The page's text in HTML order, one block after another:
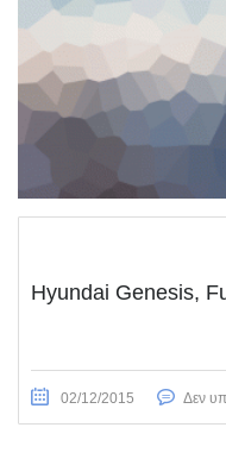
Hyundai Genesis,
02/12/2015 Δεν